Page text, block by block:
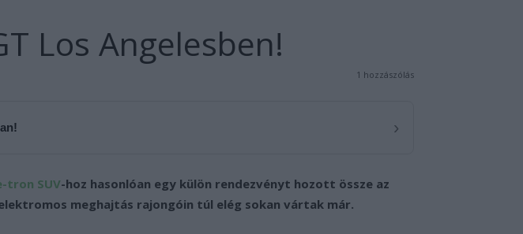
Los Angelesben!
1 hozzászólás
›
tron SUV-hoz hasonlóan egy külön rendezvényt hozott össze az
meghajtás rajongóin túl elég sokan vártak már.